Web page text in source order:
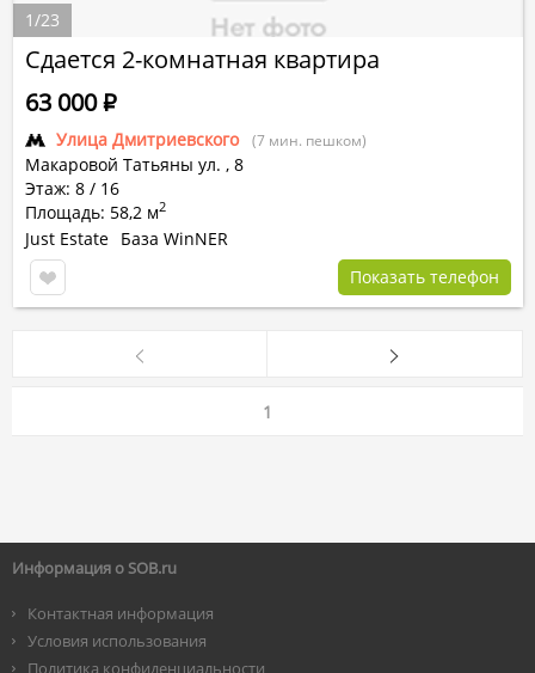
Сдается 2-комнатная квартира
Улица Дмитриевского (7 мин. пешком)
Макаровой Татьяны ул. , 8
Этаж: 8 / 16
Площадь: 58,2 м2
63 000Р
Just Estate База WinNER
Показать телефон
1/23
1
Информация о SOB.ru
Контактная информация
Условия использования
Политика конфиденциальности